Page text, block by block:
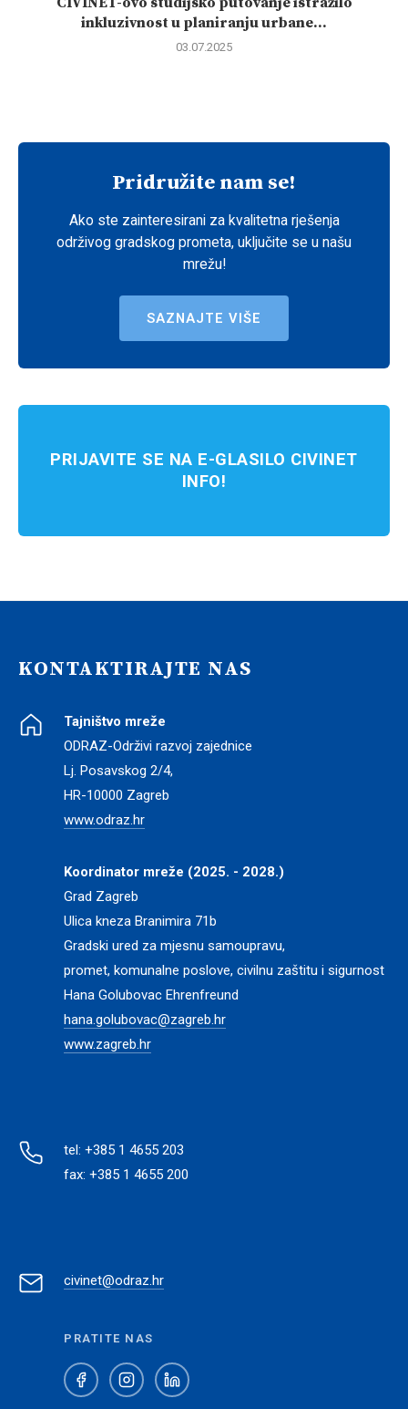
inkluzivnost u planiranju urbane...
03.07.2025
Pridružite nam se!
Ako ste zainteresirani za kvalitetna rješenja
održivog gradskog prometa, uključite se u našu
mrežu!
SAZNAJTE VIŠE
PRIJAVITE SE NA E-GLASILO CIVINET
INFO!
KONTAKTIRAJTE NAS
Tajništvo mreže
ODRAZ-Održivi razvoj zajednice
Lj. Posavskog 2/4,
HR-10000 Zagreb
www.odraz.hr
Koordinator mreže (2025. - 2028.)
Grad Zagreb
Ulica kneza Branimira 71b
Gradski ured za mjesnu samoupravu,
promet, komunalne poslove, civilnu zaštitu i sigurnost
Hana Golubovac Ehrenfreund
hana.golubovac@zagreb.hr
www.zagreb.hr
tel: +385 1 4655 203
fax: +385 1 4655 200
civinet@odraz.hr
PRATITE NAS